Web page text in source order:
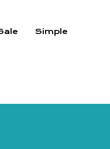
Simple